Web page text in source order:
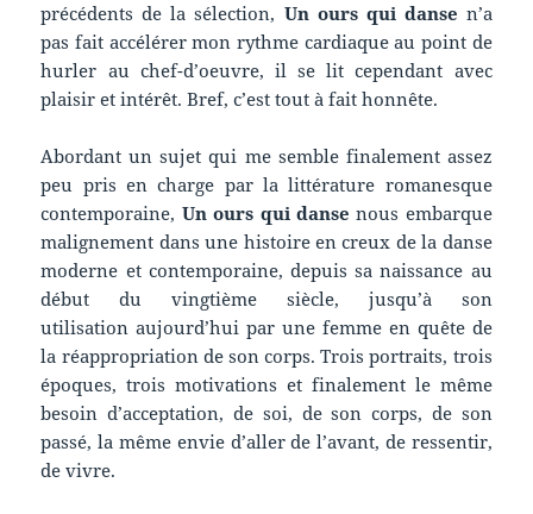
précédents de la sélection, Un ours qui danse n’a
pas fait accélérer mon rythme cardiaque au point de
hurler au chef-d’oeuvre, il se lit cependant avec
plaisir et intérêt. Bref, c’est tout à fait honnête.
Abordant un sujet qui me semble finalement assez
peu pris en charge par la littérature romanesque
contemporaine, Un ours qui danse nous embarque
malignement dans une histoire en creux de la danse
moderne et contemporaine, depuis sa naissance au
début du vingtième siècle, jusqu’à son
utilisation aujourd’hui par une femme en quête de
la réappropriation de son corps. Trois portraits, trois
époques, trois motivations et finalement le même
besoin d’acceptation, de soi, de son corps, de son
passé, la même envie d’aller de l’avant, de ressentir,
de vivre.